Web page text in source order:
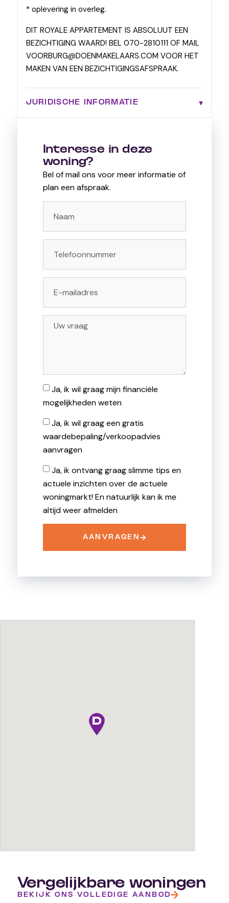
* oplevering in overleg.
DIT ROYALE APPARTEMENT IS ABSOLUUT EEN
BEZICHTIGING WAARD! BEL 070-2810111 OF MAIL
VOORBURG@DOENMAKELAARS.COM VOOR HET
MAKEN VAN EEN BEZICHTIGINGSAFSPRAAK.
JURIDISCHE INFORMATIE
Interesse in deze
woning?
Bel of mail ons voor meer informatie of
plan een afspraak.
Ja, ik wil graag mijn financiële
mogelijkheden weten
Ja, ik wil graag een gratis
waardebepaling/verkoopadvies
aanvragen
Ja, ik ontvang graag slimme tips en
actuele inzichten over de actuele
woningmarkt! En natuurlijk kan ik me
altijd weer afmelden
AANVRAGEN
Vergelijkbare woningen
BEKIJK ONS VOLLEDIGE AANBOD
Viandenstraat 102
'S-GRAVENHAGE